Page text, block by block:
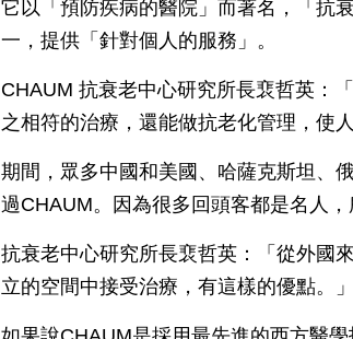
它以「預防疾病的醫院」而著名，「抗
一，提供「針對個人的服務」。
CHAUM 抗衰老中心研究所長裵哲英：
之相符的治療，還能做抗老化管理，使
期間，眾多中國和美國、哈薩克斯坦、
過CHAUM。因為很多回頭客都是名人
抗衰老中心研究所長裵哲英：「從外國
立的空間中接受治療，有這樣的優點。」